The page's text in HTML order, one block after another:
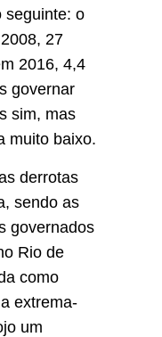
seguinte: o
27
2016, 4,4
governar
sim, mas
muito baixo.
derrotas
sendo as
governados
Rio de
como
extrema-
um